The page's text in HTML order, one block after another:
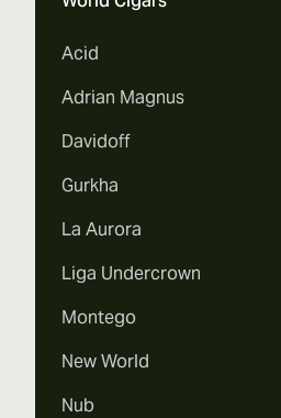
Acid
Adrian Magnus
Davidoff
Gurkha
La Aurora
Liga Undercrown
Montego
New World
Nub